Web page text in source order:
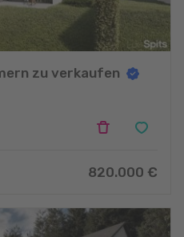
zu verkaufen
820.000 €